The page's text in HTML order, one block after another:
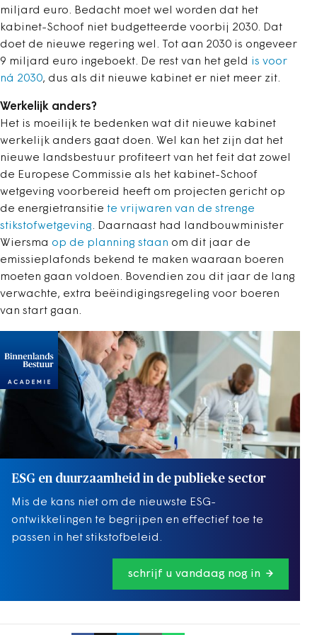
miljard euro. Bedacht moet wel worden dat het
kabinet-Schoof niet budgetteerde voorbij 2030. Dat
doet de nieuwe regering wel. Tot aan 2030 is ongeveer
9 miljard euro ingeboekt. De rest van het geld is voor
ná 2030, dus als dit nieuwe kabinet er niet meer zit.
Werkelijk anders?
Het is moeilijk te bedenken wat dit nieuwe kabinet
werkelijk anders gaat doen. Wel kan het zijn dat het
nieuwe landsbestuur profiteert van het feit dat zowel
de Europese Commissie als het kabinet-Schoof
wetgeving voorbereid heeft om projecten gericht op
de energietransitie te vrijwaren van de strenge
stikstofwetgeving. Daarnaast had landbouwminister
Wiersma op de planning staan om dit jaar de
emissieplafonds bekend te maken waaraan boeren
moeten gaan voldoen. Bovendien zou dit jaar de lang
verwachte, extra beëindigingsregeling voor boeren
van start gaan.
ESG en duurzaamheid in de publieke sector
Mis de kans niet om de nieuwste ESG-
ontwikkelingen te begrijpen en effectief toe te
passen in het stikstofbeleid.
schrijf u vandaag nog in